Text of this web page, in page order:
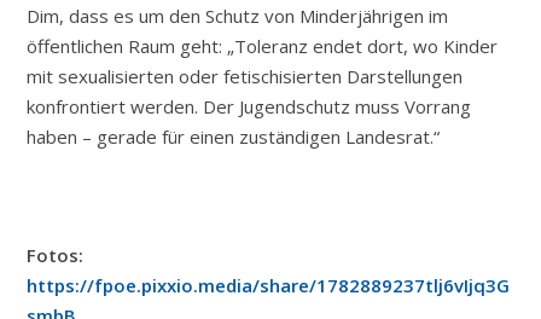
Dim, dass es um den Schutz von Minderjährigen im
öffentlichen Raum geht: „Toleranz endet dort, wo Kinder
mit sexualisierten oder fetischisierten Darstellungen
konfrontiert werden. Der Jugendschutz muss Vorrang
haben – gerade für einen zuständigen Landesrat.“
Fotos:
https://fpoe.pixxio.media/share/1782889237tlj6vIjq3G